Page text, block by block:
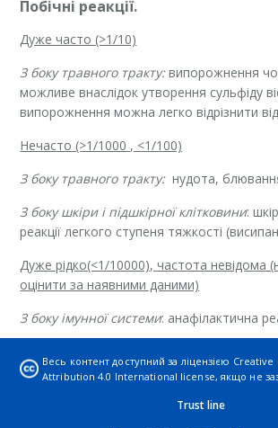
Побічні реакції.
Дуже часто (>1/10)
З боку травного тракту:випорожнення
можливе внаслідок утворення сульфіду
випорожнення можна легко відрізнити
Нечасто (>1/1000 , <1/100)
З боку травного тракту: нудота,
З боку шкіри і підшкірної клітковини:
реакції легкого ступеня тяжкості
Дуже рідко(<1/10000), частота невідома
оцінити за наявними даними)
З боку імунної системи: анафілактична
Весь контент доступний за ліцензією Creative
Attribution 4.0 International license, якщо не
Trust line